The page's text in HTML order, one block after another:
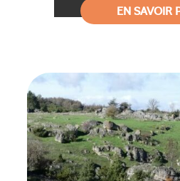
EN SAVOIR